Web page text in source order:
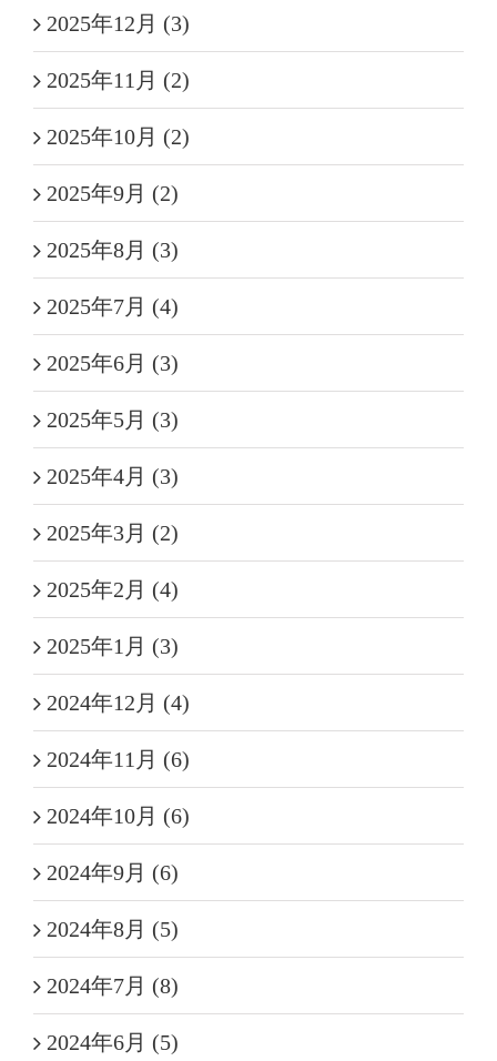
2025年12月 (3)
2025年11月 (2)
2025年10月 (2)
2025年9月 (2)
2025年8月 (3)
2025年7月 (4)
2025年6月 (3)
2025年5月 (3)
2025年4月 (3)
2025年3月 (2)
2025年2月 (4)
2025年1月 (3)
2024年12月 (4)
2024年11月 (6)
2024年10月 (6)
2024年9月 (6)
2024年8月 (5)
2024年7月 (8)
2024年6月 (5)